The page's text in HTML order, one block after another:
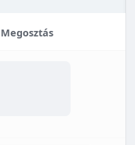
Megosztás